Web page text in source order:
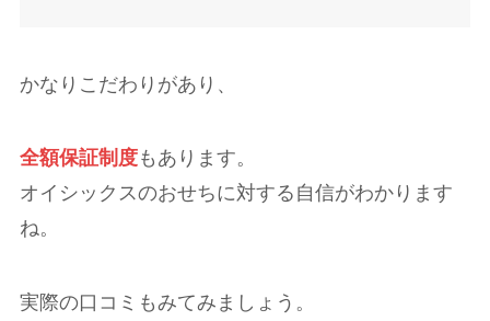
かなりこだわりがあり、
全額保証制度もあります。
オイシックスのおせちに対する自信がわかります
ね。
実際の口コミもみてみましょう。